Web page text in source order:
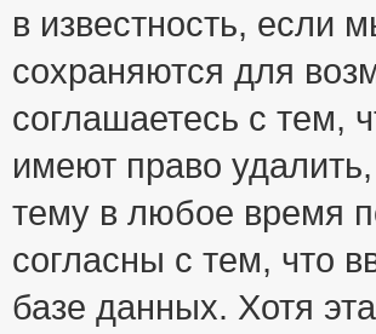
в известность, если
сохраняются для
соглашаетесь с тем,
имеют право
тему в любое время
согласны с тем, что
базе данных. Хотя